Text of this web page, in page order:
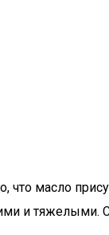
масло
и тяжелыми.